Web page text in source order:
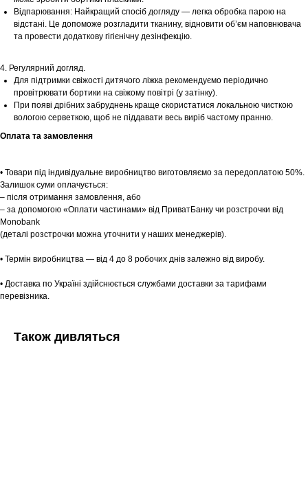
Відпарювання: Найкращий спосіб догляду — легка обробка парою на
відстані. Це допоможе розгладити тканину, відновити об’єм наповнювача
та провести додаткову гігієнічну дезінфекцію.
4. Регулярний догляд.
Для підтримки свіжості дитячого ліжка рекомендуємо періодично
провітрювати бортики на свіжому повітрі (у затінку).
При появі дрібних забруднень краще скористатися локальною чисткою
вологою серветкою, щоб не піддавати весь виріб частому пранню.
Оплата та замовлення
• Товари під індивідуальне виробництво виготовляємо за передоплатою 50%.
Залишок суми оплачується:
– після отримання замовлення, або
– за допомогою «Оплати частинами» від ПриватБанку чи розстрочки від
Monobank
(деталі розстрочки можна уточнити у наших менеджерів).
• Термін виробництва — від 4 до 8 робочих днів залежно від виробу.
• Доставка по Україні здійснюється службами доставки за тарифами
перевізника.
Також дивляться
Шоурум
Tekstura
Заплануйте візит у простір створений
для вас
Записатися